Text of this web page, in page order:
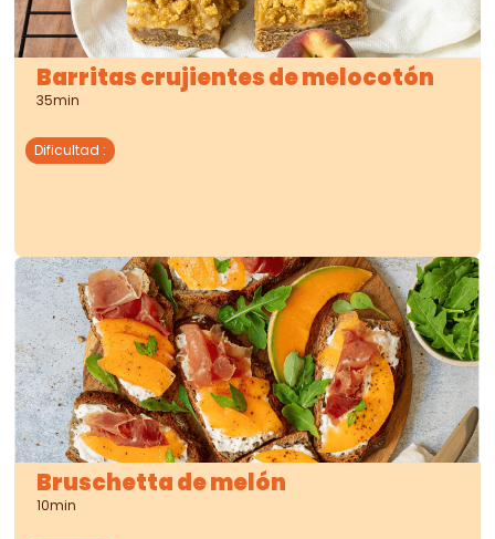
Barritas crujientes de melocotón
35min
Dificultad :
Bruschetta de melón
10min